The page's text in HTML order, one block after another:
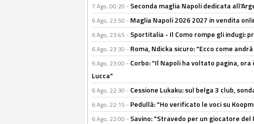
7 Ago, 00:20 - Seconda maglia Napoli dedicata
6 Ago, 23:50 - Maglia Napoli 2026 2027 in vendita
6 Ago, 23:45 - Sportitalia - Il Como rompe gli indugi:
6 Ago, 23:30 - Roma, Ndicka sicuro: "Ecco come
6 Ago, 23:00 - Corbo: "Il Napoli ha voltato pagina,
Lucca"
6 Ago, 22:30 - Cessione Lukaku: sul belga 3 club,
6 Ago, 22:15 - Pedullà: "Ho verificato le voci su
6 Ago, 22:00 - Savino: "Stravedo per un giocatore